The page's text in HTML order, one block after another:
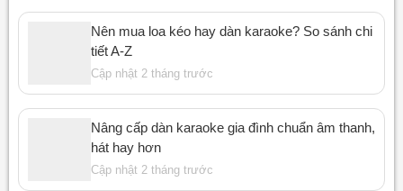
Nên mua loa kéo hay dàn karaoke? So sánh chi
tiết A-Z
Cập nhật 2 tháng trước
Nâng cấp dàn karaoke gia đình chuẩn âm thanh,
hát hay hơn
Cập nhật 2 tháng trước